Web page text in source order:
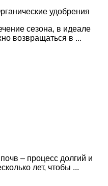
удобрения
сезона, в идеале
возвращаться в ...
– процесс долгий и
лет, чтобы ...